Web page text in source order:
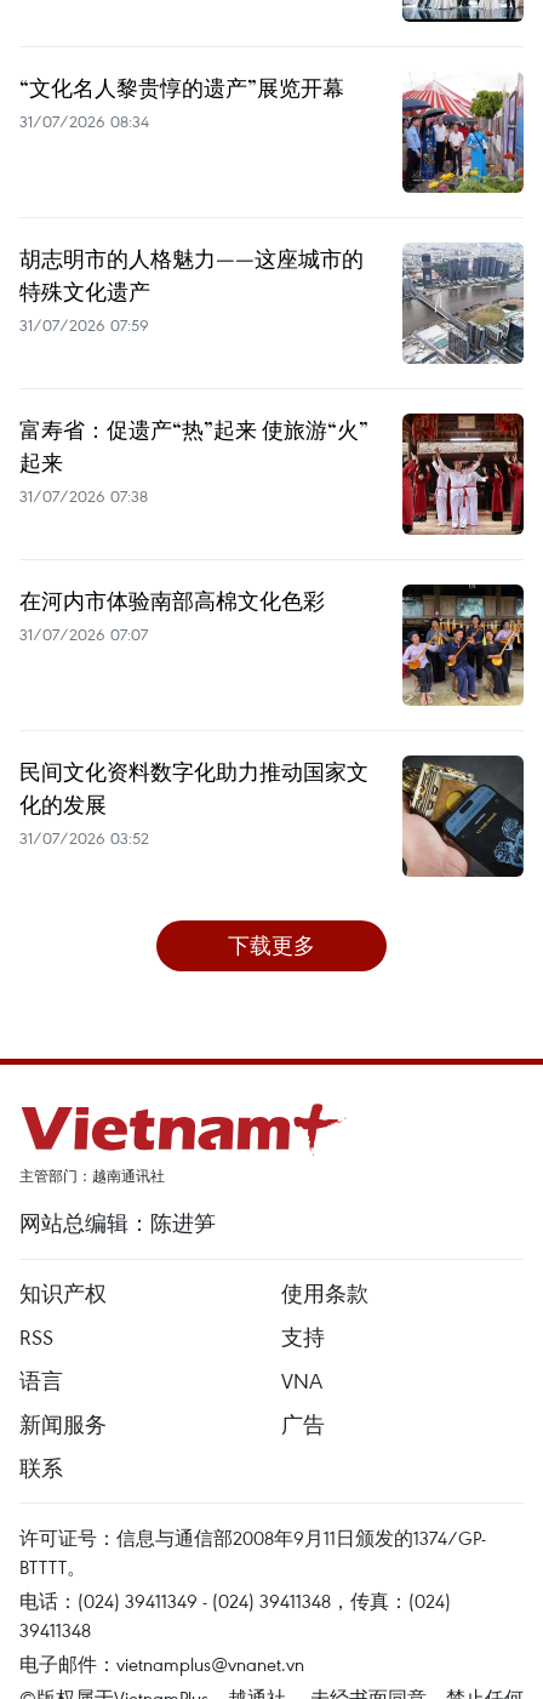
“文化名人黎贵惇的遗产”展览开幕
31/07/2026 08:34
胡志明市的人格魅力——这座城市的
特殊文化遗产
31/07/2026 07:59
富寿省：促遗产“热”起来 使旅游“火”
起来
31/07/2026 07:38
在河内市体验南部高棉文化色彩
31/07/2026 07:07
民间文化资料数字化助力推动国家文
化的发展
31/07/2026 03:52
下载更多
主管部门：越南通讯社
网站总编辑：陈进笋
知识产权
使用条款
RSS
支持
语言
VNA
新闻服务
广告
联系
许可证号：信息与通信部2008年9月11日颁发的1374/GP-
BTTTT。
电话：(024) 39411349 - (024) 39411348，传真：(024)
39411348
电子邮件： vietnamplus@vnanet.vn